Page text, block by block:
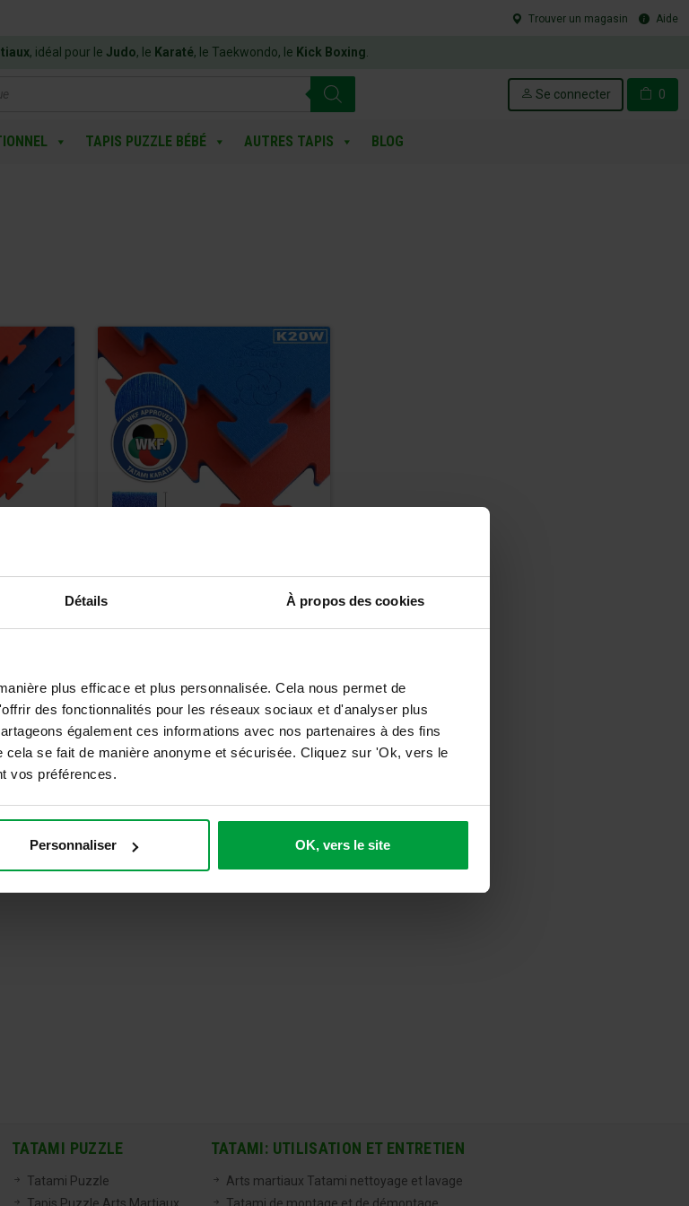
Détails À propos des cookies
plus efficace et plus personnalisée. Cela nous permet de
des fonctionnalités pour les réseaux sociaux et d'analyser plus
également ces informations avec nos partenaires à des fins
se fait de manière anonyme et sécurisée. Cliquez sur 'Ok, vers le
vos préférences.
Personnaliser OK, vers le site
Trouver un magasin Aide
, idéal pour le Judo, le Karaté, le Taekwondo, le Kick Boxing
Se connecter 0
TAPIS PUZZLE BÉBÉ AUTRES TAPIS BLOG
Tatami Karate - K20W -
Détails
TATAMI PUZZLE
Tatami Puzzle
TATAMI: UTILISATION ET ENTRETIEN
Arts martiaux Tatami nettoyage et lavage